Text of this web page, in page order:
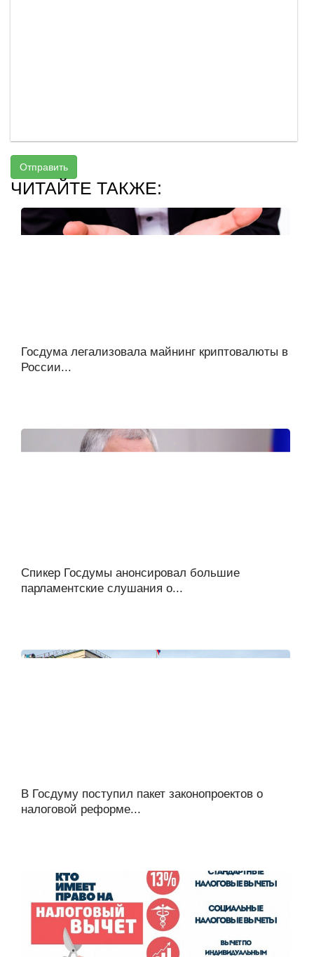
Отправить
ЧИТАЙТЕ ТАКЖЕ:
Госдума легализовала майнинг криптовалюты в
России...
Спикер Госдумы анонсировал большие
парламентские слушания о...
В Госдуму поступил пакет законопроектов о
налоговой реформе...